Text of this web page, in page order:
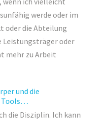
werde oder im
oder die Abteilung
Leistungsträger oder
mehr zu Arbeit
und die
Tools…
die Disziplin. Ich kann